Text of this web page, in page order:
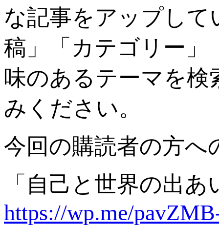
な記事をアップして
稿」「カテゴリー」
味のあるテーマを
みください。
今回の購読者の方へ
「自己と世界の出
https://wp.me/